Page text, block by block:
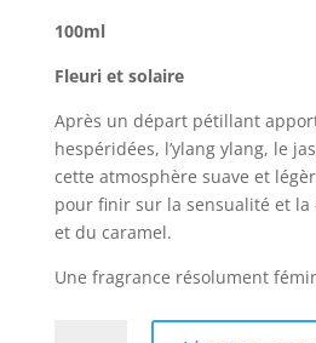
100ml
Fleuri et solaire
Après un départ pétillant
hespéridées, l’ylang ylang, le
cette atmosphère suave et
pour finir sur la sensualité et la
et du caramel.
Une fragrance résolument